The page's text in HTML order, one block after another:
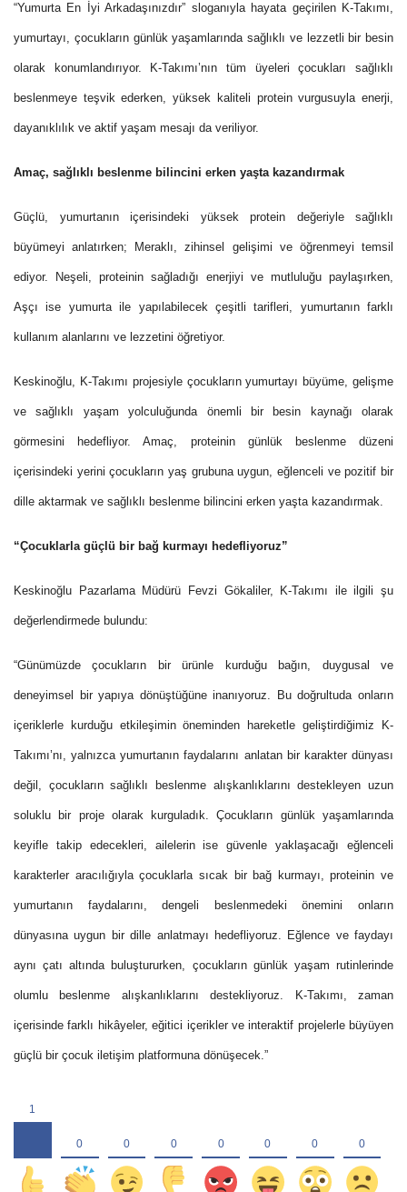
“Yumurta En İyi Arkadaşınızdır” sloganıyla hayata geçirilen K-Takımı,
yumurtayı, çocukların günlük yaşamlarında sağlıklı ve lezzetli bir besin
olarak konumlandırıyor. K-Takımı’nın tüm üyeleri çocukları sağlıklı
beslenmeye teşvik ederken, yüksek kaliteli protein vurgusuyla enerji,
dayanıklılık ve aktif yaşam mesajı da veriliyor.
Amaç, sağlıklı beslenme bilincini erken yaşta kazandırmak
Güçlü, yumurtanın içerisindeki yüksek protein değeriyle sağlıklı
büyümeyi anlatırken; Meraklı, zihinsel gelişimi ve öğrenmeyi temsil
ediyor. Neşeli, proteinin sağladığı enerjiyi ve mutluluğu paylaşırken,
Aşçı ise yumurta ile yapılabilecek çeşitli tarifleri, yumurtanın farklı
kullanım alanlarını ve lezzetini öğretiyor.
Keskinoğlu, K-Takımı projesiyle çocukların yumurtayı büyüme, gelişme
ve sağlıklı yaşam yolculuğunda önemli bir besin kaynağı olarak
görmesini hedefliyor. Amaç, proteinin günlük beslenme düzeni
içerisindeki yerini çocukların yaş grubuna uygun, eğlenceli ve pozitif bir
dille aktarmak ve sağlıklı beslenme bilincini erken yaşta kazandırmak.
“Çocuklarla güçlü bir bağ kurmayı hedefliyoruz”
Keskinoğlu Pazarlama Müdürü Fevzi Gökaliler, K-Takımı ile ilgili şu
değerlendirmede bulundu:
“Günümüzde çocukların bir ürünle kurduğu bağın, duygusal ve
deneyimsel bir yapıya dönüştüğüne inanıyoruz. Bu doğrultuda onların
içeriklerle kurduğu etkileşimin öneminden hareketle geliştirdiğimiz K-
Takımı’nı, yalnızca yumurtanın faydalarını anlatan bir karakter dünyası
değil, çocukların sağlıklı beslenme alışkanlıklarını destekleyen uzun
soluklu bir proje olarak kurguladık. Çocukların günlük yaşamlarında
keyifle takip edecekleri, ailelerin ise güvenle yaklaşacağı eğlenceli
karakterler aracılığıyla çocuklarla sıcak bir bağ kurmayı, proteinin ve
yumurtanın faydalarını, dengeli beslenmedeki önemini onların
dünyasına uygun bir dille anlatmayı hedefliyoruz. Eğlence ve faydayı
aynı çatı altında buluştururken, çocukların günlük yaşam rutinlerinde
olumlu beslenme alışkanlıklarını destekliyoruz. K-Takımı, zaman
içerisinde farklı hikâyeler, eğitici içerikler ve interaktif projelerle büyüyen
güçlü bir çocuk iletişim platformuna dönüşecek.”